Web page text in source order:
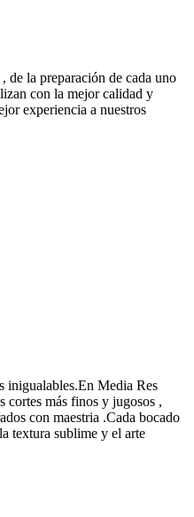
de la preparación de cada uno
con la mejor calidad y
experiencia a nuestros
inigualables.En Media Res
cortes más finos y jugosos ,
con maestria .Cada bocado
textura sublime y el arte